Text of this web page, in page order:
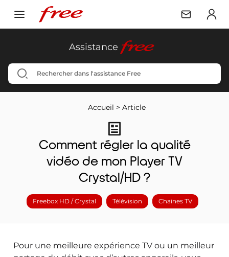
Assistance free
Accueil > Article
Comment régler la qualité
vidéo de mon Player TV
Crystal/HD ?
Freebox HD / Crystal Télévision Chaines TV
Pour une meilleure expérience TV ou un meilleur